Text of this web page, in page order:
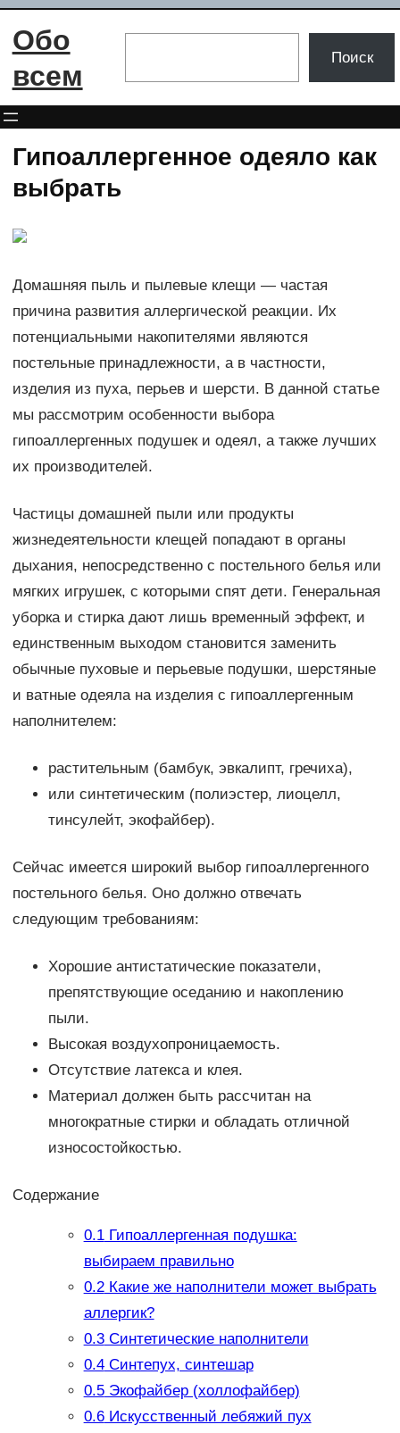
Перейти
Обо
всем
Поиск
Гипоаллергенное одеяло как
выбрать
Домашняя пыль и пылевые клещи — частая
причина развития аллергической реакции. Их
потенциальными накопителями являются
постельные принадлежности, а в частности,
изделия из пуха, перьев и шерсти. В данной статье
мы рассмотрим особенности выбора
гипоаллергенных подушек и одеял, а также лучших
их производителей.
Частицы домашней пыли или продукты
жизнедеятельности клещей попадают в органы
дыхания, непосредственно с постельного белья или
мягких игрушек, с которыми спят дети. Генеральная
уборка и стирка дают лишь временный эффект, и
единственным выходом становится заменить
обычные пуховые и перьевые подушки, шерстяные
и ватные одеяла на изделия с гипоаллергенным
наполнителем:
растительным (бамбук, эвкалипт, гречиха),
или синтетическим (полиэстер, лиоцелл,
тинсулейт, экофайбер).
Сейчас имеется широкий выбор гипоаллергенного
постельного белья. Оно должно отвечать
следующим требованиям:
Хорошие антистатические показатели,
препятствующие оседанию и накоплению
пыли.
Высокая воздухопроницаемость.
Отсутствие латекса и клея.
Материал должен быть рассчитан на
многократные стирки и обладать отличной
износостойкостью.
Содержание
0.1Гипоаллергенная подушка:
выбираем правильно
0.2Какие же наполнители может выбрать
аллергик?
0.3Синтетические наполнители
0.4Синтепух, синтешар
0.5Экофайбер (холлофайбер)
0.6Искусственный лебяжий пух